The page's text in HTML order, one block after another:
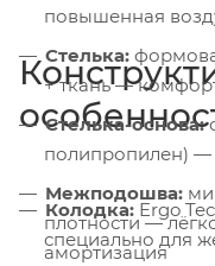
повышенная
Стелька:
+ ткань —
Стелька-основа:
полипропилен) —
Межподошва:
плотности —
амортизация
Колодка: Ergo
специально для